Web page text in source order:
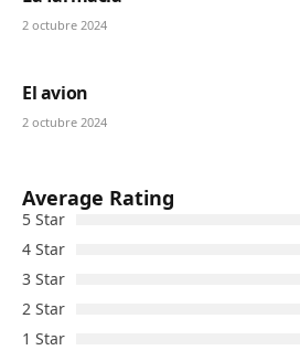
2 octubre 2024
El avion
2 octubre 2024
Average Rating
5 Star
4 Star
3 Star
2 Star
1 Star